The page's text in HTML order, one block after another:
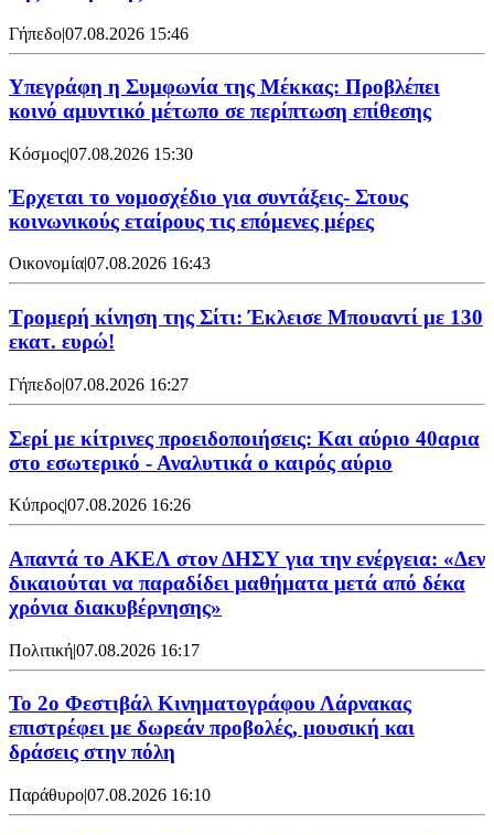
Γήπεδο|07.08.2026 15:46
Υπεγράφη η Συμφωνία της Μέκκας: Προβλέπει
κοινό αμυντικό μέτωπο σε περίπτωση επίθεσης
Κόσμος|07.08.2026 15:30
Έρχεται το νομοσχέδιο για συντάξεις- Στους
κοινωνικούς εταίρους τις επόμενες μέρες
Οικονομία|07.08.2026 16:43
Τρομερή κίνηση της Σίτι: Έκλεισε Μπουαντί με 130
εκατ. ευρώ!
Γήπεδο|07.08.2026 16:27
Σερί με κίτρινες προειδοποιήσεις: Και αύριο 40αρια
στο εσωτερικό - Αναλυτικά ο καιρός αύριο
Κύπρος|07.08.2026 16:26
Απαντά το ΑΚΕΛ στον ΔΗΣΥ για την ενέργεια: «Δεν
δικαιούται να παραδίδει μαθήματα μετά από δέκα
χρόνια διακυβέρνησης»
Πολιτική|07.08.2026 16:17
Το 2ο Φεστιβάλ Κινηματογράφου Λάρνακας
επιστρέφει με δωρεάν προβολές, μουσική και
δράσεις στην πόλη
Παράθυρο|07.08.2026 16:10